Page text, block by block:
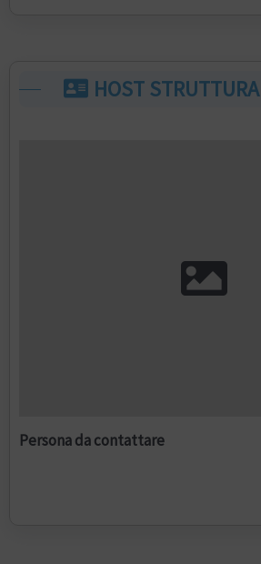
HOST STRUTTURA
Persona da contattare